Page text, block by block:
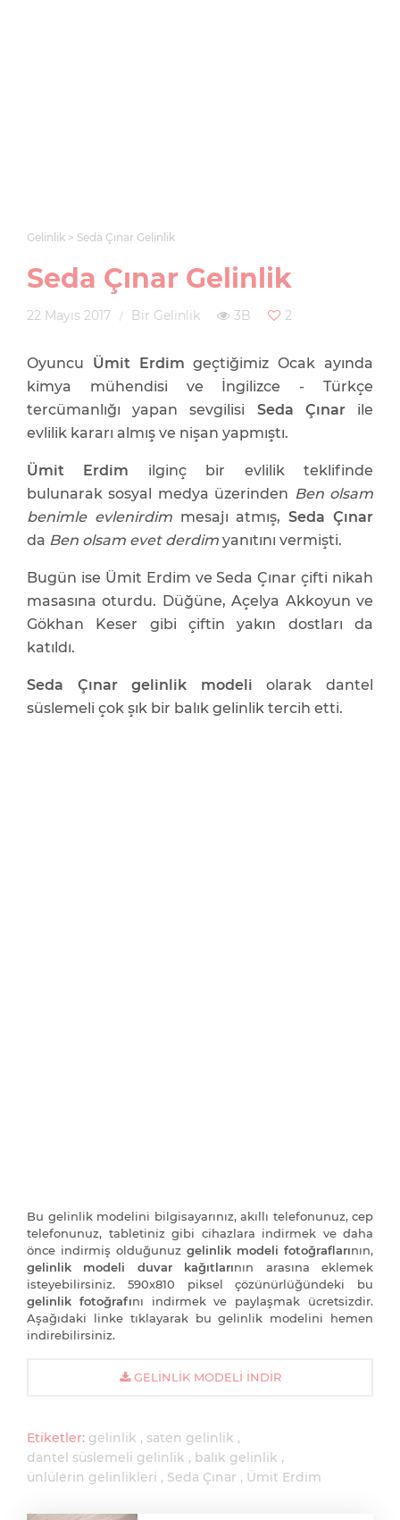
Gelinlik Seda Çınar Gelinlik
Seda Çınar Gelinlik
22 Mayıs 2017 Bir Gelinlik 3B 2
Oyuncu Ümit Erdim geçtiğimiz Ocak ayında
kimya mühendisi ve İngilizce - Türkçe
tercümanlığı yapan sevgilisi Seda Çınarile
evlilik kararı almış ve nişan yapmıştı.
Ümit Erdim ilginç bir evlilik teklifinde
bulunarak sosyal medya üzerinden Ben olsam
benimle evlenirdimmesajı atmış,Seda Çınar
da Ben olsam evet derdim yanıtını vermişti.
Bugün ise Ümit Erdim ve Seda Çınar çifti nikah
masasına oturdu. Düğüne, Açelya Akkoyun ve
Gökhan Keser gibi çiftin yakın dostları da
katıldı.
Seda Çınar gelinlik modeli olarak dantel
süslemeli çok şık bir balık gelinlik tercih etti.
Bu gelinlik modelini bilgisayarınız, akıllı telefonunuz, cep
telefonunuz, tabletiniz gibi cihazlara indirmek ve daha
önce indirmiş olduğunuz gelinlik modeli fotoğraflarının,
gelinlik modeli duvar kağıtlarının arasına eklemek
isteyebilirsiniz. 590x810 piksel çözünürlüğündeki bu
gelinlik fotoğrafını indirmek ve paylaşmak ücretsizdir.
Aşağıdaki linke tıklayarak bu gelinlik modelini hemen
indirebilirsiniz.
GELINLIK MODELI İNDIR
Etiketler: gelinlik
saten gelinlik
dantel süslemeli gelinlik
balık gelinlik
ünlülerin gelinlikleri
Seda Çınar Ümit Erdim